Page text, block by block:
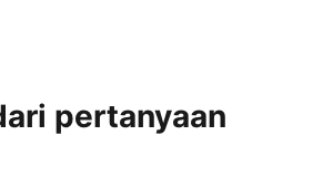
pertanyaan